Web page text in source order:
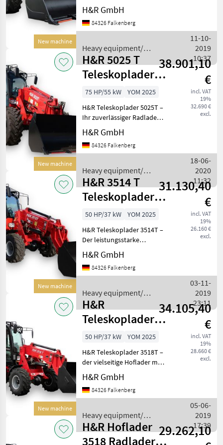
H&R
Caterpillar
Kramer
JCB
Liebherr
Volvo
Show
all 50
MARKETPLACE
Marketplace
Dealer
offers
Classifieds
New machine
bis zu 2, 5T Der H&R
Radlader 5025 ist Ihr
zuverlässiger Alleskönner
Aufgaben in Landwirtschaft,
H&R GmbH
84326 Falkenberg
Heavy equipment/
construction machines /
H&R
11-10-
2019
10:37
New machine
H&R 5025 T
Teleskoplader
Radlader
38.901,10
€
incl. VAT
19%
32.690 €
excl.
75 HP/55 kW
YOM 2025
H&R Teleskoplader 5025T –
Ihr zuverlässiger Radlader
für anspruchsvolle
Aufgaben in Landwirtschaft,
Bau und Industrie. Vorteile
Leistungs
H&R GmbH
84326 Falkenberg
Heavy equipment/
construction machines /
H&R
18-06-
2020
11:32
New machine
H&R 3514 T
Teleskoplader
Hoflader
31.130,40
€
incl. VAT
19%
26.160 €
excl.
50 HP/37 kW
YOM 2025
H&R Teleskoplader 3514T –
Der leistungsstarke
Teleskoplader für
vielseitige Einsätze Vorteile
des H&R Radlader 3514T
Dank des Telesko
H&R GmbH
84326 Falkenberg
Heavy equipment/
construction machines /
H&R
03-11-
2019
23:11
New machine
H&R
Teleskoplader
3518T Hoflader
mit Teleskop
34.105,40
€
incl. VAT
19%
28.660 €
excl.
50 HP/37 kW
YOM 2025
H&R Teleskoplader 3518T –
der vielseitige Hoflader mit
Teleskop für
anspruchsvolle Aufgaben
Vorteile H&R 3518T
Leistungsstarker Motor: Der
H&R GmbH
84326 Falkenberg
Heavy equipment/
construction machines /
H&R
05-06-
2019
17:39
H&R Hoflader
3518 Radlader
29.262,10